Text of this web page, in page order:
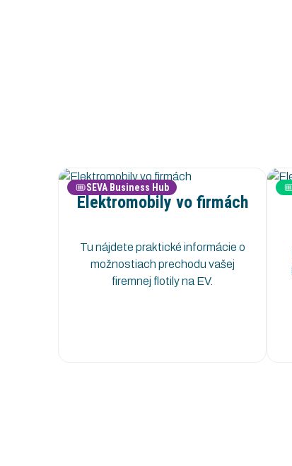
SEVA Business Hub
Elektromobily vo firmách
Tu nájdete praktické informácie o
možnostiach prechodu vašej
firemnej flotily na EV.